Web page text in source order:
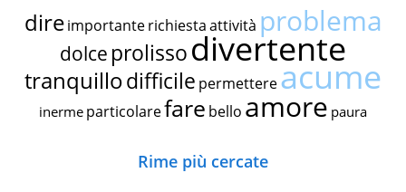
dire importante richiestaattività problema
dolce prolissodivertente
tranquillodifficile permettereacume
inerme particolarefare bello amore paura
Rime più cercate